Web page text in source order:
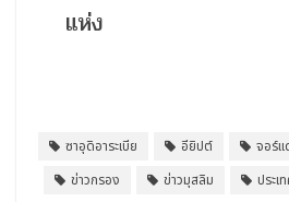
แห่ง
ซาอุดิอาระเบีย อียิปต์ จอร์แ
ข่าวกรอง
ข่าวมุสลิม ประเ